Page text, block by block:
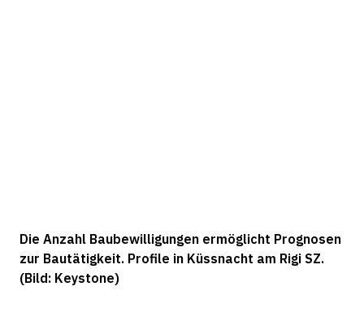
Die Anzahl Baubewilligungen ermöglicht Prognosen
zur Bautätigkeit. Profile in Küssnacht am Rigi SZ.
(Bild: Keystone)